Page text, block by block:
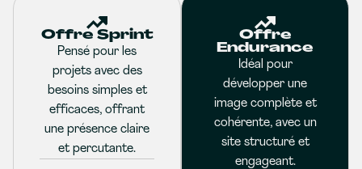
Offre Sprint
Pensé pour les
projets avec des
besoins simples et
efficaces, offrant
une présence claire
et percutante.
Offre
Endurance
Idéal pour
développer une
image complète et
cohérente, avec un
site structuré et
engageant.